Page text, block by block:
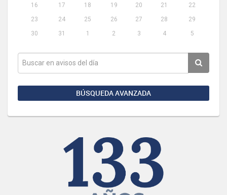
16
17 18 19 20 21
22
23
24 25 26 27 28
29
30
31 1 2 3 4 5
BÚSQUEDA AVANZADA